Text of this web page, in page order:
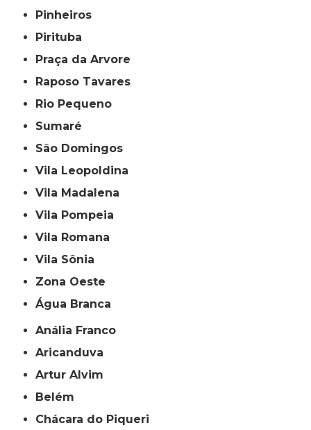
Pinheiros
Pirituba
Praça da Arvore
Raposo Tavares
Rio Pequeno
Sumaré
São Domingos
Vila Leopoldina
Vila Madalena
Vila Pompeia
Vila Romana
Vila Sônia
Zona Oeste
Água Branca
Anália Franco
Aricanduva
Artur Alvim
Belém
Chácara do Piqueri